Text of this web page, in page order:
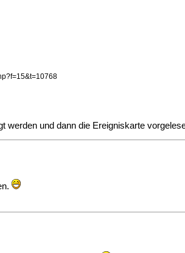
werden und dann die Ereigniskarte